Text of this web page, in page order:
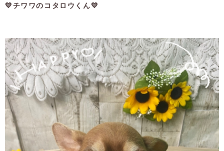
💛チワワのコタロウくん💛